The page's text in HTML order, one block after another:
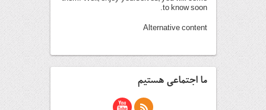
to know soon.
Alternative content
ما اجتماعی هستیم